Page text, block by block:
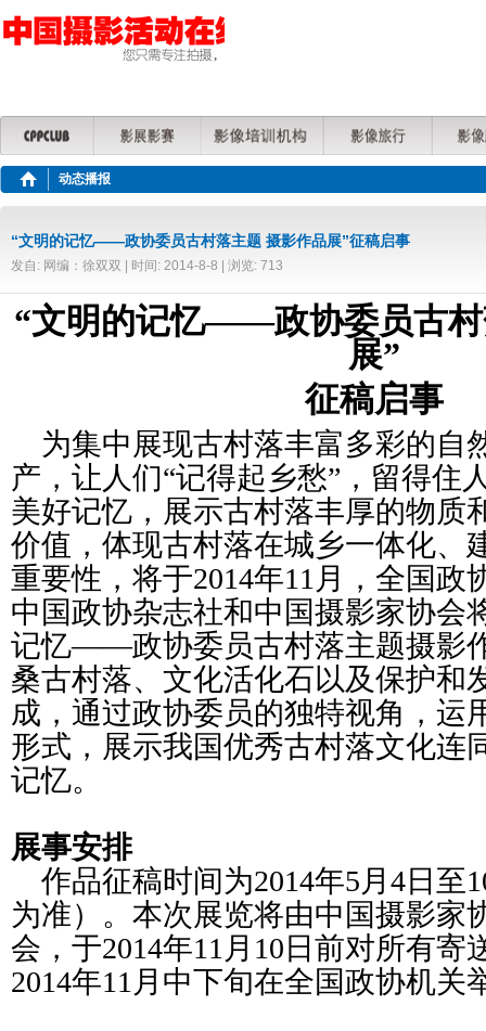
动态播报
“文明的记忆——政协委员古村落主题 摄影作品展”征稿启事
发自: 网编：徐双双 | 时间: 2014-8-8 | 浏览: 713
“文明的记忆——政协委员古村
展”
征稿启事
为集中展现古村落丰富多彩的自
产，让人们“记得起乡愁”，留得住
美好记忆，展示古村落丰厚的物质
价值，体现古村落在城乡一体化、
重要性，将于2014年11月，全国政
中国政协杂志社和中国摄影家协会
记忆——政协委员古村落主题摄影
桑古村落、文化活化石以及保护和
成，通过政协委员的独特视角，运
形式，展示我国优秀古村落文化连
记忆。
展事安排
作品征稿时间为2014年5月4日至
为准）。本次展览将由中国摄影家
会，于2014年11月10日前对所有寄
2014年11月中下旬在全国政协机关